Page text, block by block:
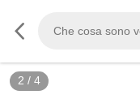
2 / 4